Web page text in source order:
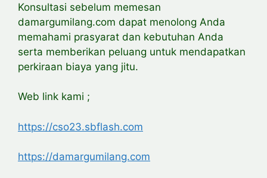
Konsultasi sebelum memesan
damargumilang.com dapat menolong Anda
memahami prasyarat dan kebutuhan Anda
serta memberikan peluang untuk mendapatkan
perkiraan biaya yang jitu.
Web link kami ;
https://cso23.sbflash.com
https://damargumilang.com